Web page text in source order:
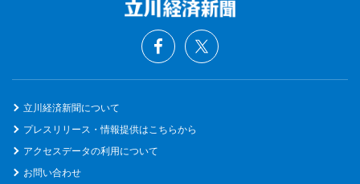
立川経済新聞について
プレスリリース・情報提供はこちらから
アクセスデータの利用について
お問い合わせ